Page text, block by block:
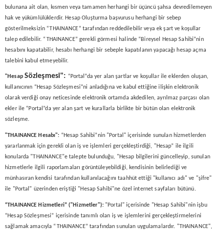
bulunana ait olan, kısmen veya tamamen herhangi bir üçüncü şahsa devredilemeyen
hak ve yükümlülüklerdir. Hesap Oluşturma başvurusu herhangi bir sebep
gösterilmeksizin “THAINANCE” tarafından reddedilebilir veya ek şart ve koşullar
talep edilebilir. “THAINANCE” gerekli görmesi halinde “Bireysel Hesap Sahibi”nin
hesabını kapatabilir, hesabı herhangi bir sebeple kapatılanın yapacağı hesap açma
talebini kabul etmeyebilir.
"Hesap Sözleşmesi": “Portal”da yer alan şartlar ve koşullar ile eklerden oluşan,
kullanıcının “Hesap Sözleşmesi”ni anladığına ve kabul ettiğine ilişkin elektronik
olarak verdiği onay neticesinde elektronik ortamda akdedilen, ayrılmaz parçası olan
ekler ile “Portal”da yer alan şart ve kurallarla birlikte bir bütün olan elektronik
sözleşme.
"THAINANCE Hesabı": “Hesap Sahibi”nin "Portal" içerisinde sunulan hizmetlerden
yararlanmak için gerekli olan iş ve işlemleri gerçekleştirdiği, "Hesap” ile ilgili
konularda "THAINANCE"e talepte bulunduğu, "Hesap bilgilerini güncelleyip, sunulan
hizmetlerle ilgili raporlamaları görüntüleyebildiği, kendisinin belirlediği ve
münhasıran kendisi tarafından kullanılacağını taahhüt ettiği "kullanıcı adı" ve "şifre"
ile "Portal" üzerinden eriştiği "Hesap Sahibi"ne özel internet sayfaları bütünü.
“THAINANCE Hizmetleri” ("Hizmetler"):"Portal" içerisinde "Hesap Sahibi"nin işbu
“Hesap Sözleşmesi” içerisinde tanımlı olan iş ve işlemlerini gerçekleştirmelerini
sağlamak amacıyla “THAINANCE” tarafından sunulan uygulamalardır. "THAINANCE",